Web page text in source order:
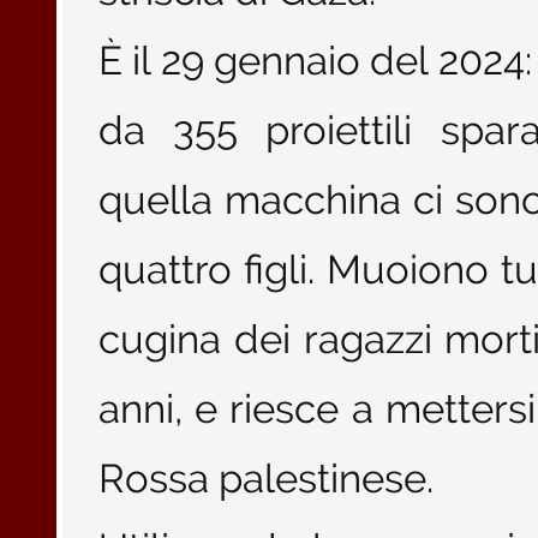
È il 29 gennaio del
da 355 proiettili
quella macchina ci
quattro figli. Muoiono
cugina dei ragazzi
anni, e riesce a
Rossa palestinese.